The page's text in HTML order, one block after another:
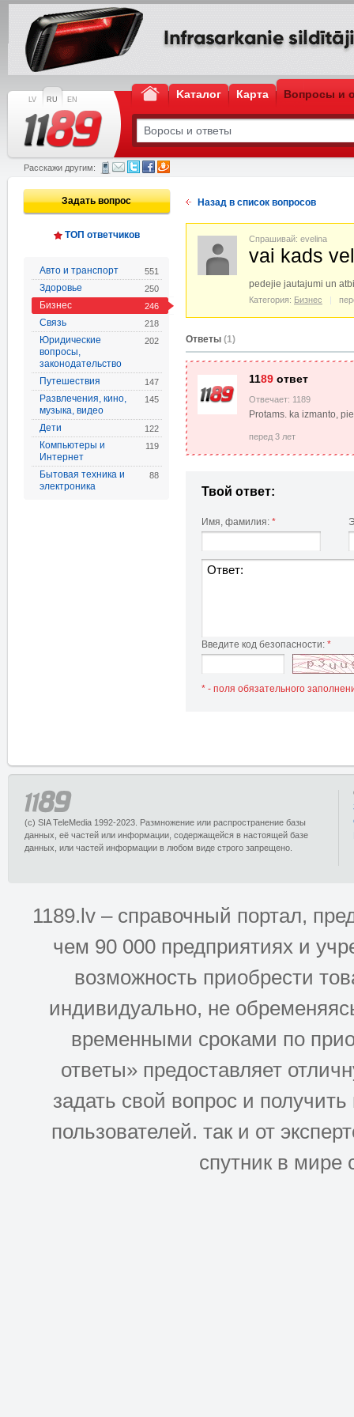
LV RU EN Kаталог Карта Вопросы и
Расскажи другим:
Задать вопрос
ТОП ответчиков
Авто и транспорт 551
Здоровье 250
Бизнес 246
Связь 218
Юридические
вопросы,
законодательство
202
Путешествия 147
Развлечения, кино,
музыка, видео
145
Дети 122
Компьютеры и
Интернет
119
Бытовая техника и
электроника
88
Назад в список вопросов
Спрашивай: evelina
vai kads
pedejie jautajumi un
Категория: Бизнес
Oтветы (1)
1189 ответ
Отвечает: 1189
Protams. ka izmanto,
перед 3 лет
Твой ответ:
Имя, фамилия: *
Введите код безопасности: *
* - поля обязательного
(c) SIA TeleMedia 1992-2023. Размножение или распространение базы
данных, её частей или информации, содержащейся в настоящей базе
данных, или частей информации в любом виде строго запрещено.
1189.lv – справочный портал,
чем 90 000 предприятиях и
возможность приобрести
индивидуально, не
временными сроками по
ответы» предоставляет
задать свой вопрос и
пользователей. так и от
спутник в